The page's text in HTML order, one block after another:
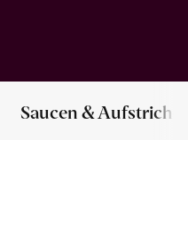
Saucen & Aufstriche